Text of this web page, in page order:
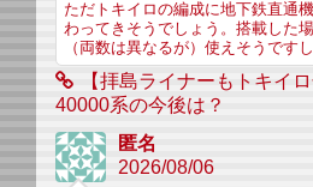
ただトキイロの編成に地下鉄直通
わってきそうでしょう。搭載した
（両数は異なるが）使えそうですし
【拝島ライナーもトキイ
40000系の今後は？
匿名
2026/08/06